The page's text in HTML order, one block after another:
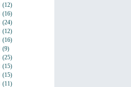
(12)
(16)
(24)
(12)
(16)
(9)
(25)
(15)
(15)
(11)